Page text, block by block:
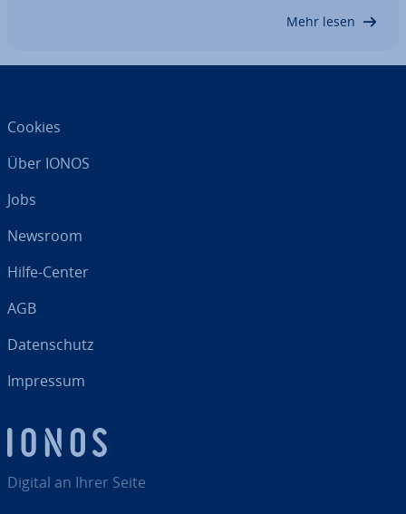
Mehr lesen
Digital an Ihrer Seite
Cookies
Über IONOS
Jobs
Newsroom
Hilfe-Center
AGB
Da­ten­schutz
Impressum